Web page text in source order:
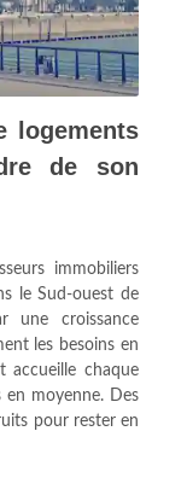
logements
de son
immobiliers
le Sud-ouest de
une croissance
les besoins en
accueille chaque
en moyenne. Des
pour rester en